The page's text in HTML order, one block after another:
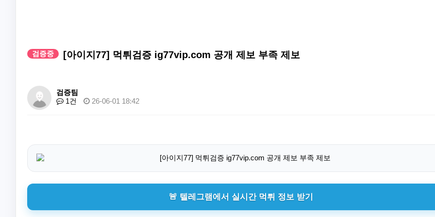
검증중 [아이지77] 먹튀검증 ig77vip.com 공개 제보 부족 제보
검증팀
1건
26-06-01 18:42
🚨 텔레그램에서 실시간 먹튀 정보 받기